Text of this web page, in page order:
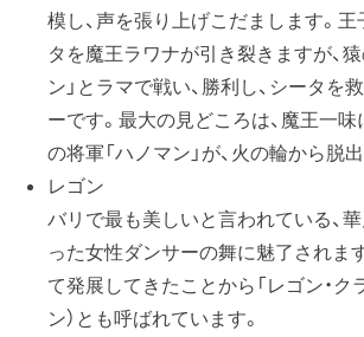
模し、声を張り上げこだまします。
タを魔王ラワナが引き裂きますが、
ン」とラマで戦い、勝利し、シータを
ーです。最大の見どころは、魔王一
の将軍「ハノマン」が、火の輪から脱
レゴン
バリで最も美しいと言われている、
った女性ダンサーの舞に魅了されま
て発展してきたことから「レゴン・ク
ン）とも呼ばれています。